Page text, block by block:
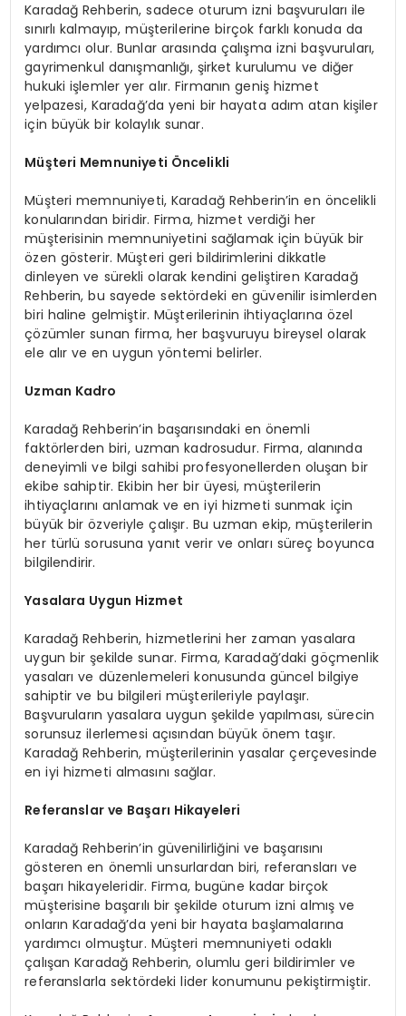
Karadağ Rehberin, sadece oturum izni başvuruları ile
sınırlı kalmayıp, müşterilerine birçok farklı konuda da
yardımcı olur. Bunlar arasında çalışma izni başvuruları,
gayrimenkul danışmanlığı, şirket kurulumu ve diğer
hukuki işlemler yer alır. Firmanın geniş hizmet
yelpazesi, Karadağ’da yeni bir hayata adım atan kişiler
için büyük bir kolaylık sunar.
Müşteri Memnuniyeti Öncelikli
Müşteri memnuniyeti, Karadağ Rehberin’in en öncelikli
konularından biridir. Firma, hizmet verdiği her
müşterisinin memnuniyetini sağlamak için büyük bir
özen gösterir. Müşteri geri bildirimlerini dikkatle
dinleyen ve sürekli olarak kendini geliştiren Karadağ
Rehberin, bu sayede sektördeki en güvenilir isimlerden
biri haline gelmiştir. Müşterilerinin ihtiyaçlarına özel
çözümler sunan firma, her başvuruyu bireysel olarak
ele alır ve en uygun yöntemi belirler.
Uzman Kadro
Karadağ Rehberin’in başarısındaki en önemli
faktörlerden biri, uzman kadrosudur. Firma, alanında
deneyimli ve bilgi sahibi profesyonellerden oluşan bir
ekibe sahiptir. Ekibin her bir üyesi, müşterilerin
ihtiyaçlarını anlamak ve en iyi hizmeti sunmak için
büyük bir özveriyle çalışır. Bu uzman ekip, müşterilerin
her türlü sorusuna yanıt verir ve onları süreç boyunca
bilgilendirir.
Yasalara Uygun Hizmet
Karadağ Rehberin, hizmetlerini her zaman yasalara
uygun bir şekilde sunar. Firma, Karadağ’daki göçmenlik
yasaları ve düzenlemeleri konusunda güncel bilgiye
sahiptir ve bu bilgileri müşterileriyle paylaşır.
Başvuruların yasalara uygun şekilde yapılması, sürecin
sorunsuz ilerlemesi açısından büyük önem taşır.
Karadağ Rehberin, müşterilerinin yasalar çerçevesinde
en iyi hizmeti almasını sağlar.
Referanslar ve Başarı Hikayeleri
Karadağ Rehberin’in güvenilirliğini ve başarısını
gösteren en önemli unsurlardan biri, referansları ve
başarı hikayeleridir. Firma, bugüne kadar birçok
müşterisine başarılı bir şekilde oturum izni almış ve
onların Karadağ’da yeni bir hayata başlamalarına
yardımcı olmuştur. Müşteri memnuniyeti odaklı
çalışan Karadağ Rehberin, olumlu geri bildirimler ve
referanslarla sektördeki lider konumunu pekiştirmiştir.